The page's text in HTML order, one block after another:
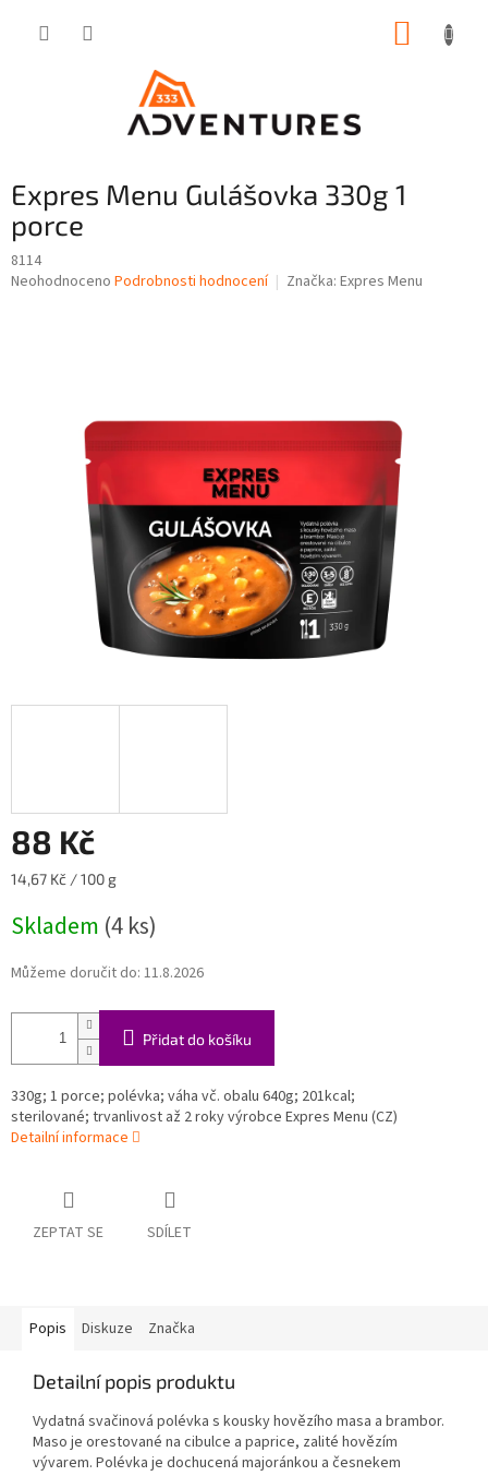
Expres Menu Gulášovka 330g 1
porce
8114
Průměrné
Neohodnoceno Podrobnosti hodnocení Značka: Expres Menu
88 Kč
Měrná
14,67 Kč / 100 g
Skladem (4 ks)
Můžeme doručit do: 11.8.2026
Přidat do košíku
330g; 1 porce; polévka; váha vč. obalu 640g; 201kcal;
sterilované; trvanlivost až 2 roky výrobce Expres Menu (CZ)
Detailní informace
ZEPTAT SE SDÍLET
Popis Diskuze Značka
Detailní popis produktu
Vydatná svačinová polévka s kousky hovězího masa a brambor.
Maso je orestované na cibulce a paprice, zalité hovězím
vývarem. Polévka je dochucená majoránkou a česnekem